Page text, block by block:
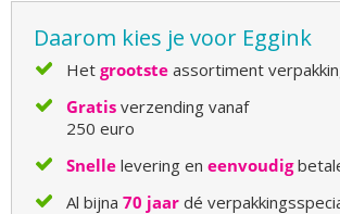
Daarom kies je voor Eggink
Het grootste assortiment
Gratis verzending vanaf
250 euro
Snelle levering en eenvoudig
Al bijna 70 jaar dé